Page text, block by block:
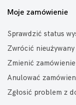
Moje zamówienie
Sprawdzić status
Zwrócić
Zmienić
Anulować
Zgłosić problem z